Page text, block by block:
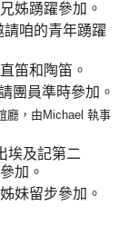
姊踴躍參加。
請咱的青年踴躍
笛和陶笛。
團員準時參加 。
廳，由 Michael 執事
埃及記第二
加。
妹留步參加。